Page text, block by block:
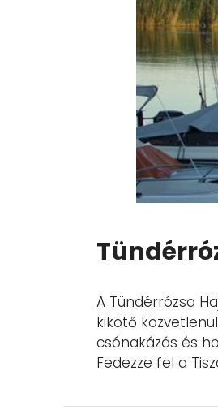
A Tündérrózsa
kikötő
csónakázás és
Fedezze fel a